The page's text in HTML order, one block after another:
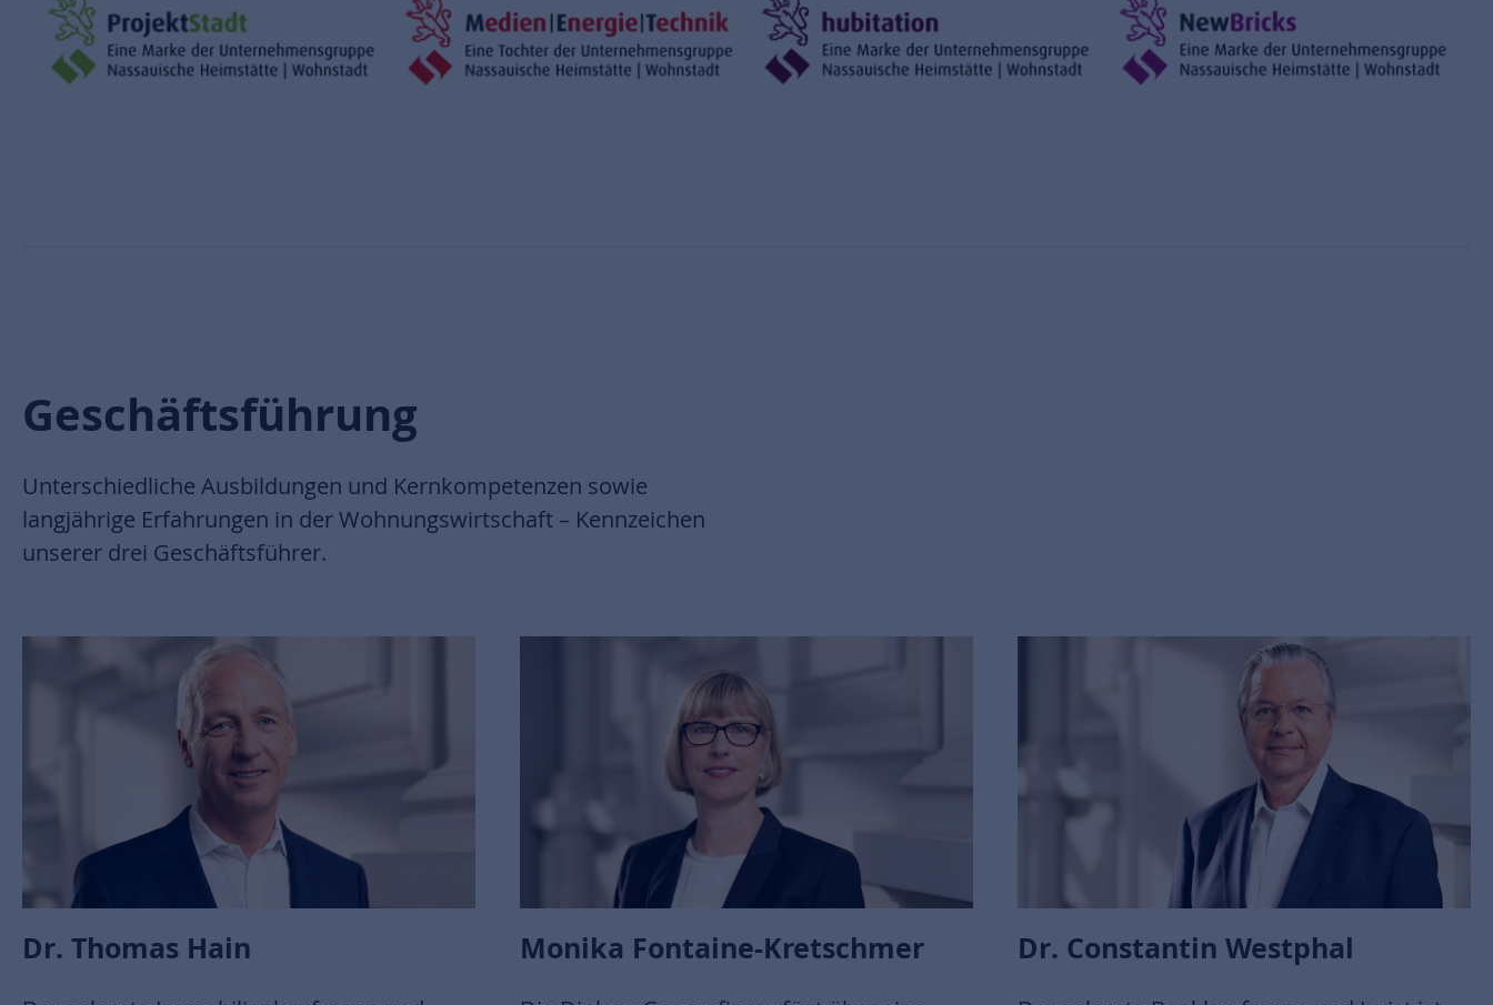
Geschäftsführung
Unterschiedliche Ausbildungen und Kernkompetenzen sowie
langjährige Erfahrungen in der Wohnungswirtschaft – Kennzeichen
unserer drei Geschäftsführer.
Dr. Thomas Hain Monika Fontaine-Kretschmer Dr. Constantin Westphal